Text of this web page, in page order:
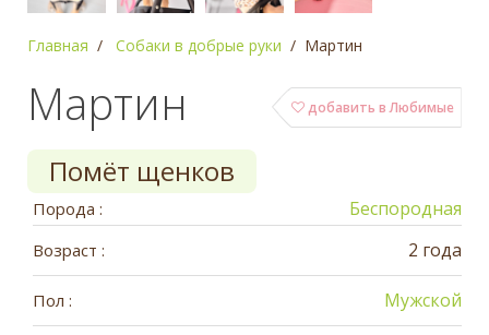
Главная Собаки в добрые руки Мартин
добавить в Любимые
Мартин
Помёт щенков
Порода : Беспородная
Возраст : 2 года
Пол : Мужской